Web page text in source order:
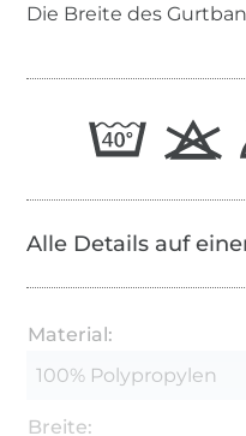
Die Breite des
Alle Details auf
Material:
100% Polypropylen
Breite: